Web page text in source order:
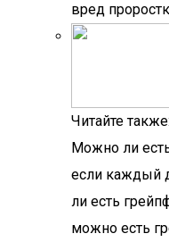
вред
Читайте также:
Можно ли
если каждый
ли есть
можно есть